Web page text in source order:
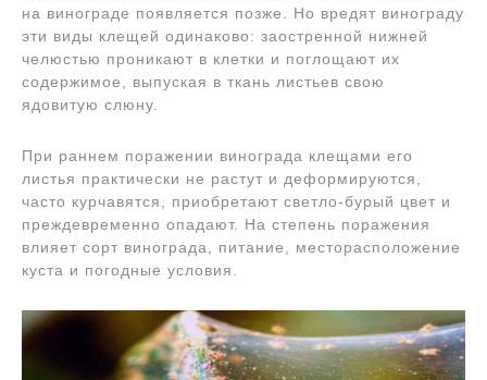
на винограде появляется позже. Но вредят винограду
эти виды клещей одинаково: заостренной нижней
челюстью проникают в клетки и поглощают их
содержимое, выпуская в ткань листьев свою
ядовитую слюну.
При раннем поражении винограда клещами его
листья практически не растут и деформируются,
часто курчавятся, приобретают светло-бурый цвет и
преждевременно опадают. На степень поражения
влияет сорт винограда, питание, месторасположение
куста и погодные условия.